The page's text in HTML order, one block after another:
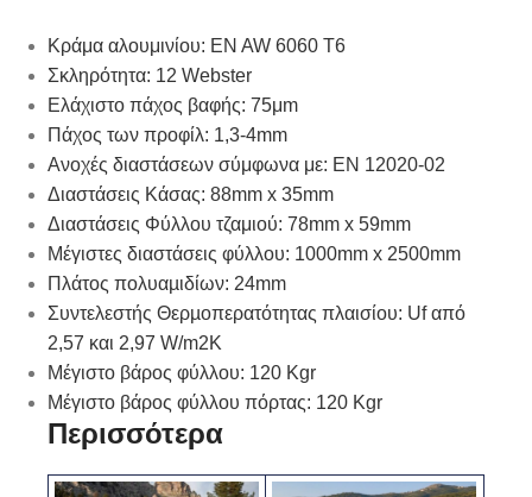
Κράμα αλουμινίου: EN AW 6060 T6
Σκληρότητα: 12 Webster
Ελάχιστο πάχος βαφής: 75μm
Πάχος των προφίλ: 1,3-4mm
Ανοχές διαστάσεων σύμφωνα με: EN 12020-02
Διαστάσεις Κάσας: 88mm x 35mm
Διαστάσεις Φύλλου τζαμιού: 78mm x 59mm
Μέγιστες διαστάσεις φύλλου: 1000mm x 2500mm
Πλάτος πολυαµιδίων: 24mm
Συντελεστής Θερµοπερατότητας πλαισίου: Uf από
2,57 και 2,97 W/m2K
Μέγιστο βάρος φύλλου: 120 Kgr
Μέγιστο βάρος φύλλου πόρτας: 120 Kgr
Περισσότερα